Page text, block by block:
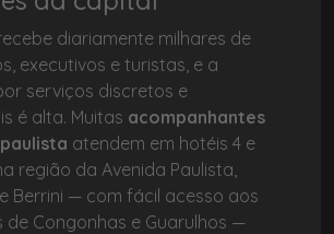
diariamente milhares de
executivos e turistas, e a
serviços discretos e
é alta. Muitas acompanhantes
atendem em hotéis 4 e
região da Avenida Paulista,
Berrini — com fácil acesso aos
Congonhas e Guarulhos —